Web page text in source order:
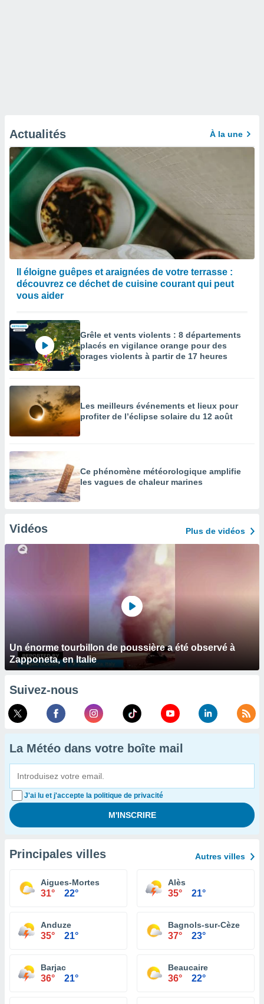
Actualités À la une
Il éloigne guêpes et araignées de votre terrasse :
découvrez ce déchet de cuisine courant qui peut
vous aider
Grêle et vents violents : 8 départements
placés en vigilance orange pour des
orages violents à partir de 17 heures
Les meilleurs événements et lieux pour
profiter de l’éclipse solaire du 12 août
Ce phénomène météorologique amplifie
les vagues de chaleur marines
Vidéos Plus de vidéos
Un énorme tourbillon de poussière a été observé à
Zapponeta, en Italie
Suivez-nous
La Météo dans votre boîte mail
J'ai lu et j'accepte la politique de privacité
Principales villes Autres villes
Aigues-Mortes
31° 22°
Alès
35° 21°
Anduze
35° 21°
Bagnols-sur-Cèze
37° 23°
Barjac
36° 21°
Beaucaire
36° 22°